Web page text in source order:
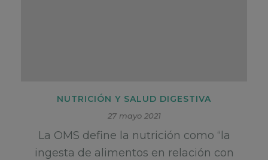
NUTRICIÓN Y SALUD DIGESTIVA
27 mayo 2021
La OMS define la nutrición como “la
ingesta de alimentos en relación con